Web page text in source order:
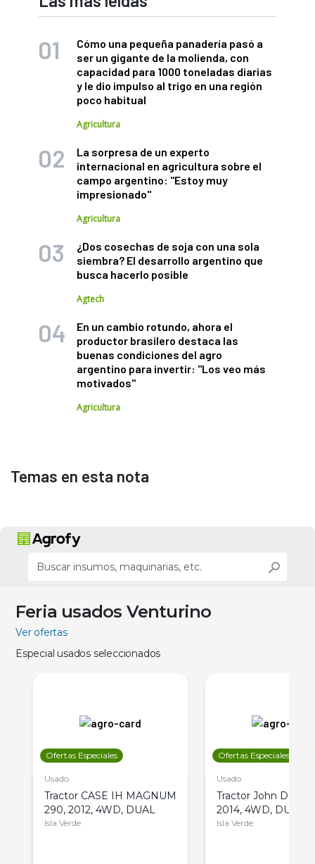
Cómo una pequeña panadería pasó a
ser un gigante de la molienda, con
capacidad para 1000 toneladas diarias
y le dio impulso al trigo en una región
poco habitual
Agricultura
La sorpresa de un experto
internacional en agricultura sobre el
campo argentino: "Estoy muy
impresionado"
Agricultura
¿Dos cosechas de soja con una sola
siembra? El desarrollo argentino que
busca hacerlo posible
Agtech
En un cambio rotundo, ahora el
productor brasilero destaca las
buenas condiciones del agro
argentino para invertir: "Los veo más
motivados"
Agricultura
Temas en esta nota
Feria usados Venturino
Ver ofertas
Especial usados seleccionados
Ofertas Especiales
Usado
Tractor CASE IH MAGNUM
290, 2012, 4WD, DUAL
Isla Verde
Ofertas Especiales
Usado
Tractor John Deere
2014, 4WD, DUAL
Isla Verde